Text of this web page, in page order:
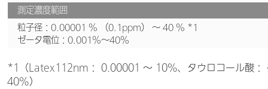
測定濃度範囲
粒子径：0.00001 % （0.1ppm） ～ 40 % *1
ゼータ電位：0.001%～40%
*1（Latex112nm： 0.00001 ～ 10%、タウロコール酸：
40%）